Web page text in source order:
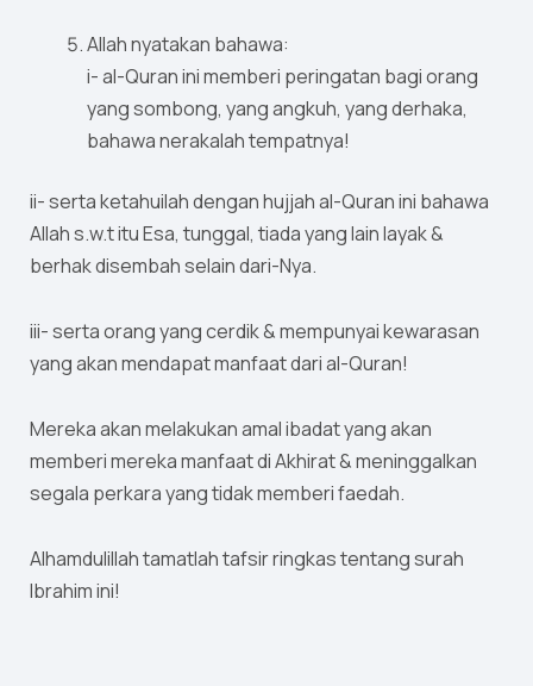
Allah nyatakan bahawa:
i- al-Quran ini memberi peringatan bagi orang
yang sombong, yang angkuh, yang derhaka,
bahawa nerakalah tempatnya!
ii- serta ketahuilah dengan hujjah al-Quran ini bahawa
Allah s.w.t itu Esa, tunggal, tiada yang lain layak &
berhak disembah selain dari-Nya.
iii- serta orang yang cerdik & mempunyai kewarasan
yang akan mendapat manfaat dari al-Quran!
Mereka akan melakukan amal ibadat yang akan
memberi mereka manfaat di Akhirat & meninggalkan
segala perkara yang tidak memberi faedah.
Alhamdulillah tamatlah tafsir ringkas tentang surah
Ibrahim ini!